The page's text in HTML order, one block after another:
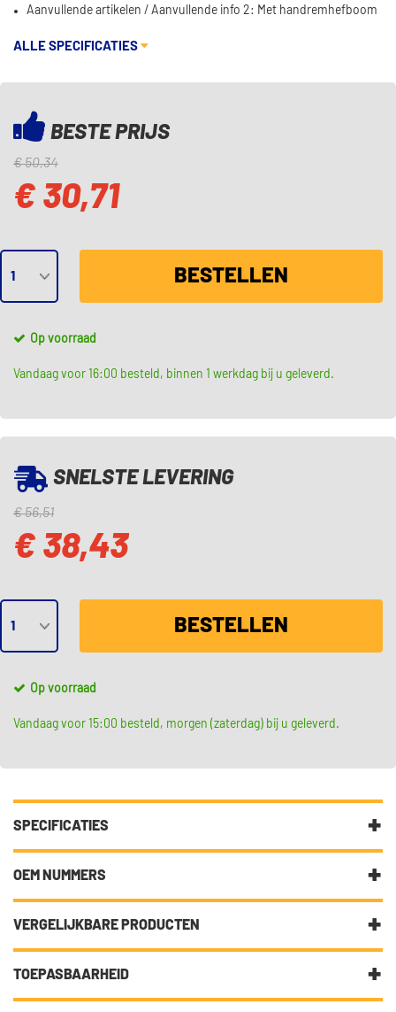
Aanvullende artikelen / Aanvullende info 2: Met handremhefboom
ALLE SPECIFICATIES
BESTE PRIJS
€ 50,34
€ 30,71
BESTELLEN
Op voorraad
Vandaag voor 16:00 besteld, binnen 1 werkdag bij u geleverd.
SNELSTE LEVERING
€ 56,51
€ 38,43
BESTELLEN
Op voorraad
Vandaag voor 15:00 besteld, morgen (zaterdag) bij u geleverd.
SPECIFICATIES
Fabrikantcode
Merk Brembo
OEM NUMMERS
Skoda
Skoda
Skoda 6Y0698001
7440077A
VERGELIJKBARE PRODUCTEN
BSG BSG 90-205-001
TOEPASBAARHEID